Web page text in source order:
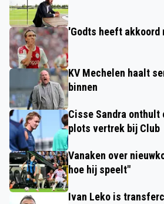
'Godts heeft akkoord
KV Mechelen haalt
binnen
Cisse Sandra onthult
plots vertrek bij Club
Vanaken over
hoe hij speelt"
Ivan Leko is